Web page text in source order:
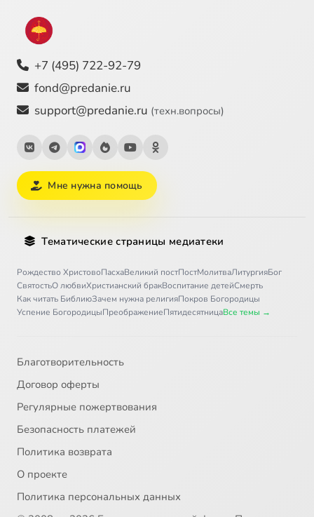
+7 (495) 722-92-79
fond@predanie.ru
support@predanie.ru (техн.вопросы)
Мне нужна помощь
Тематические страницы медиатеки
Рождество ХристовоПасхаВеликий постПостМолитваЛитургияБог
СвятостьО любвиХристианский бракВоспитание детейСмерть
Как читать БиблиюЗачем нужна религияПокров Богородицы
Успение БогородицыПреображениеПятидесятницаВсе темы →
Благотворительность
Договор оферты
Регулярные пожертвования
Безопасность платежей
Политика возврата
О проекте
Политика персональных данных